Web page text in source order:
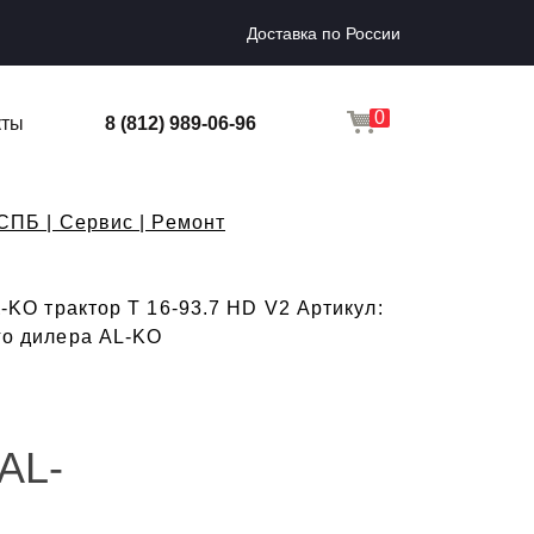
Доставка по России
8 (812) 989-06-96 0
| Сервис | Ремонт
трактор T 16-93.7 HD V2 Артикул:
дилера AL-KO